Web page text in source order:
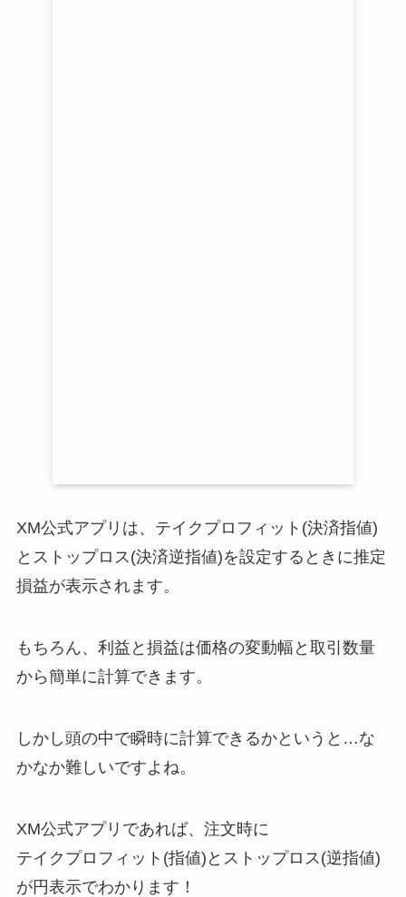
XM公式アプリは、テイクプロフィット(決済指値)
とストップロス(決済逆指値)を設定するときに推定
損益が表示されます。
もちろん、利益と損益は価格の変動幅と取引数量
から簡単に計算できます。
しかし頭の中で瞬時に計算できるかというと…な
かなか難しいですよね。
XM公式アプリであれば、注文時に
テイクプロフィット(指値)とストップロス(逆指値)
が円表示でわかります！